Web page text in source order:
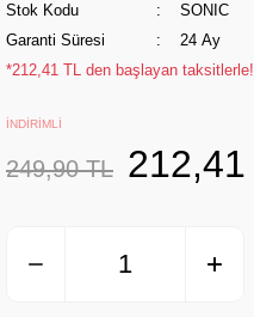
Stok Kodu
SONIC
Garanti Süresi
24 Ay
*212,41 TL den başlayan taksitlerle!
İNDİRİMLİ
249,90 TL 212,41